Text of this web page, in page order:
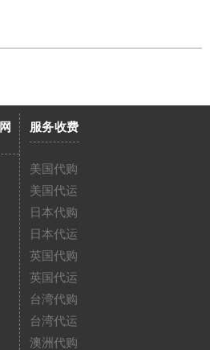
服务收费
美国代购
美国代运
日本代购
日本代运
英国代购
英国代运
台湾代购
台湾代运
澳洲代购